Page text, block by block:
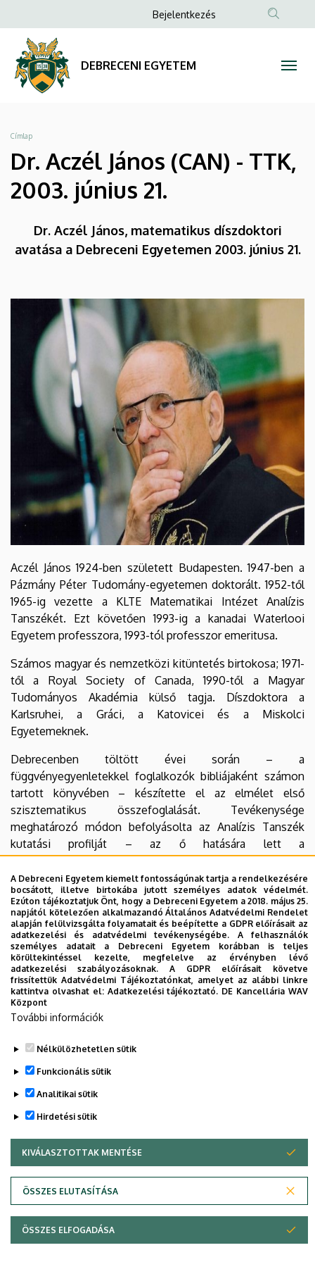
Aczél
János
(CAN)
TTK,
2003.
21.
DEBRECENI
EGYETEM
a
tartalomra
Anonim
menüje
Bejelentkezés
DEBRECENI EGYETEM
Morzsa
Címlap
Dr. Aczél János (CAN) - TTK,
2003. június 21.
Dr. Aczél János, matematikus díszdoktori
avatása a Debreceni Egyetemen 2003. június 21.
Aczél János 1924-ben született Budapesten. 1947-ben a
Pázmány Péter Tudomány-egyetemen doktorált. 1952-től
1965-ig vezette a KLTE Matematikai Intézet Analízis
Tanszékét. Ezt követően 1993-ig a kanadai Waterlooi
Egyetem professzora, 1993-tól professzor emeritusa.
Számos magyar és nemzetközi kitüntetés birtokosa; 1971-
től a Royal Society of Canada, 1990-től a Magyar
Tudományos Akadémia külső tagja. Díszdoktora a
Karlsruhei, a Gráci, a Katovicei és a Miskolci
Egyetemeknek.
Debrecenben töltött évei során – a
függvényegyenletekkel foglalkozók bibliájaként számon
tartott könyvében – készítette el az elmélet első
szisztematikus összefoglalását. Tevékenysége
meghatározó módon befolyásolta az Analízis Tanszék
kutatási profilját – az ő hatására lett a
függvényegyenletek vizsgálata a tanszék fő kutatási
területe. Tizenkét éves itteni munkássága alatt öten
doktoráltak irányítása mellett.
Külföldre való távozása után is tartotta a kapcsolatot a
debreceni kollégákkal. 1975-ben közös könyve jelent meg
Daróczy Zoltánnal. Számos debreceni matematikust
meghívott a Waterlooi Egyetemre, amelynek
eredményeként több mint 20 közös publikáció született.
Adatvédelem
A Debreceni Egyetem kiemelt fontosságúnak tartja a rendelkezésére
bocsátott, illetve birtokába jutott személyes adatok védelmét.
Ezúton tájékoztatjuk Önt, hogy a Debreceni Egyetem a 2018. május 25.
napjától kötelezően alkalmazandó Általános Adatvédelmi Rendelet
alapján felülvizsgálta folyamatait és beépítette a GDPR előírásait az
adatkezelési és adatvédelmi tevékenységébe. A felhasználók
személyes adatait a Debreceni Egyetem korábban is teljes
körültekintéssel kezelte, megfelelve az érvényben lévő
adatkezelési szabályozásoknak. A GDPR előírásait követve
frissítettük Adatvédelmi Tájékoztatónkat, amelyet az alábbi linkre
kattintva olvashat el: Adatkezelési tájékoztató. DE Kancellária WAV
Központ
További információk
Nélkülözhetetlen sütik
Funkcionális sütik
Analitikai sütik
Hirdetési sütik
KIVÁLASZTOTTAK MENTÉSE
ÖSSZES ELUTASÍTÁSA
WITHDRAW CONSENT
ÖSSZES ELFOGADÁSA